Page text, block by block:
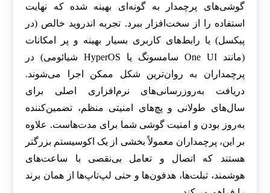
گوشی‌های پرچمدار به گونه‌ای بهینه شده که نهایت
استفاده را از سخت‌افزار ببرد. تجربه اندروید خالص (در
پیکسل) یا رابط‌های کاربری بسیار بهینه و پر امکانات
(مانند One UI سامسونگ یا HyperOS شیائومی) در
پرچمداران به روان‌ترین شکل ممکن اجرا می‌شوند.
دریافت به‌روزرسانی‌های نرم‌افزاری اصلی برای
سال‌های طولانی و پچ‌های امنیتی منظم، تضمین‌کننده
به‌روز بودن و امنیت گوشی شما برای مدت‌هاست. علاوه
بر این، پرچمداران معمولاً بخشی از یک اکوسیستم بزرگتر
هستند که اتصال و تعامل بی‌نقصی با ساعت‌های
هوشمند، تبلت‌ها، هدفون‌ها و حتی لپ‌تاپ‌ها از همان برند